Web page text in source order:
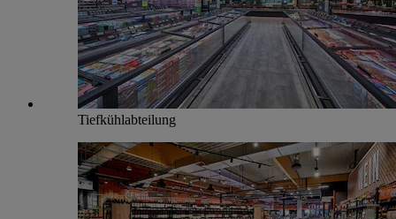
Tiefkühlabteilung